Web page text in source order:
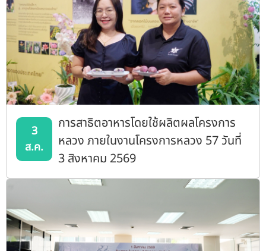
3
ส.ค.
การสาธิตอาหารโดยใช้ผลิตผลโครงการ
หลวง ภายในงานโครงการหลวง 57 วันที่
3 สิงหาคม 2569